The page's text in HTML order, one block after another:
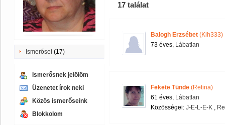
Ismerősei (17)
Ismerősnek jelölöm
Üzenetet írok neki
Közös ismerőseink
Blokkolom
17 találat
Balogh Erzsébet (Kih333)
73 éves, Lábatlan
Fekete Tünde (Retina)
61 éves, Lábatlan
Közösségei: J-E-L-E-K ,